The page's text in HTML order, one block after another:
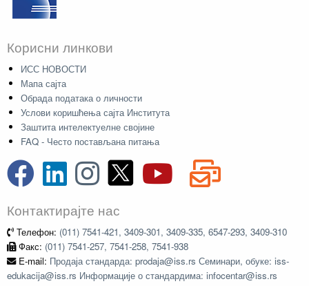
Корисни линкови
ИСС НОВОСТИ
Мапа сајта
Обрада података о личности
Услови коришћења сајта Института
Заштита интелектуелне својине
FAQ - Често постављана питања
Контактирајте нас
Телефон: (011) 7541-421, 3409-301, 3409-335, 6547-293, 3409-310
Факс: (011) 7541-257, 7541-258, 7541-938
E-mail: Продаја стандарда: prodaja@iss.rs Семинари, обуке: iss-
edukacija@iss.rs Информације о стандардима: infocentar@iss.rs